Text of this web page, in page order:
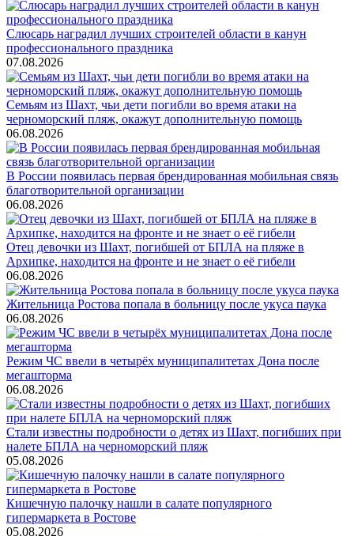
Слюсарь наградил лучших строителей области в канун
профессионального праздника
07.08.2026
Семьям из Шахт, чьи дети погибли во время атаки на
черноморский пляж, окажут дополнительную помощь
06.08.2026
В России появилась первая брендированная мобильная связь
благотворительной организации
06.08.2026
Отец девочки из Шахт, погибшей от БПЛА на пляже в
Архипке, находится на фронте и не знает о её гибели
06.08.2026
Жительница Ростова попала в больницу после укуса паука
06.08.2026
Режим ЧС ввели в четырёх муниципалитетах Дона после
мегашторма
06.08.2026
Стали известны подробности о детях из Шахт, погибших при
налете БПЛА на черноморский пляж
05.08.2026
Кишечную палочку нашли в салате популярного
гипермаркета в Ростове
05.08.2026